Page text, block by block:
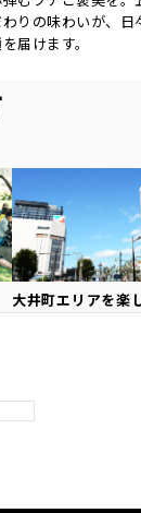
わりの味わいが、日
届けます。
大井町エリアを楽